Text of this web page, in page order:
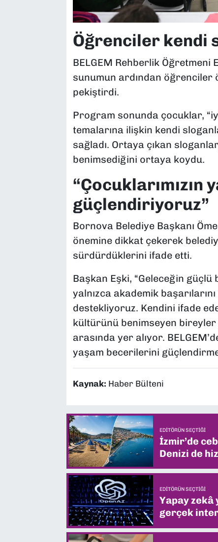
Öğrenciler kendi
BELGEM Rehberlik
sunumun ardından öğrenciler
pekiştirdi.
Program sonunda çocuklar,
temalarına ilişkin kendi
sağladı. Ortaya çıkan
benimsediğini ortaya koydu.
güçlendiriyoruz”
Bornova Belediye Başkanı
önemine dikkat çekerek
sürdürdüklerini ifade etti.
Başkan Eşki, “Geleceğin
yalnızca akademik
destekliyoruz. Kendini ifade
kültürünü benimseyen
arasında yer alıyor.
yaşam becerilerini
Kaynak: Haber Bülteni
EDITÖRÜN SEÇTIĞI
İzmir’de
Denizi de
EDITÖRÜN SEÇTIĞI
Yapay zekâ
gerçek